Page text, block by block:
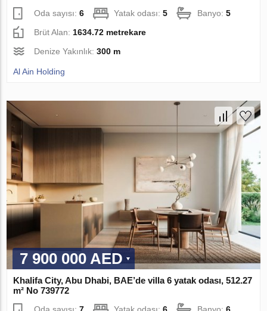
Oda sayısı:6 Yatak odası:5 Banyo:5
Brüt Alan: 1634.72 metrekare
Denize Yakınlık:300 m
Al Ain Holding
7 900 000 AED
Khalifa City, Abu Dhabi, BAE’de villa 6 yatak odası, 512.27
m² No 739772